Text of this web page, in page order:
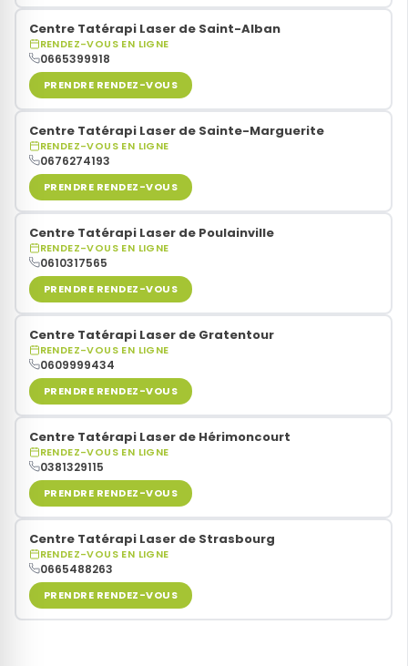
Centre Tatérapi Laser de Saint-Alban
RENDEZ-VOUS EN LIGNE
0665399918
PRENDRE RENDEZ-VOUS
Centre Tatérapi Laser de Sainte-Marguerite
RENDEZ-VOUS EN LIGNE
0676274193
PRENDRE RENDEZ-VOUS
Centre Tatérapi Laser de Poulainville
RENDEZ-VOUS EN LIGNE
0610317565
PRENDRE RENDEZ-VOUS
Centre Tatérapi Laser de Gratentour
RENDEZ-VOUS EN LIGNE
0609999434
PRENDRE RENDEZ-VOUS
Centre Tatérapi Laser de Hérimoncourt
RENDEZ-VOUS EN LIGNE
0381329115
PRENDRE RENDEZ-VOUS
Centre Tatérapi Laser de Strasbourg
RENDEZ-VOUS EN LIGNE
0665488263
PRENDRE RENDEZ-VOUS